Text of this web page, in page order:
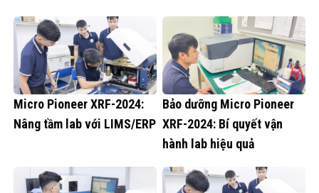
Micro Pioneer XRF-2024:
Nâng tầm lab với LIMS/ERP
Bảo dưỡng Micro Pioneer
XRF-2024: Bí quyết vận
hành lab hiệu quả